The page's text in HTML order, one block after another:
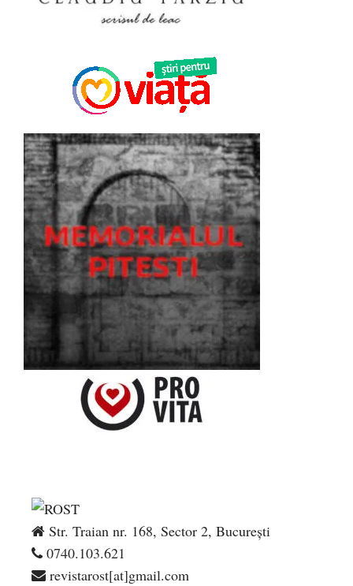
Str. Traian nr. 168, Sector 2, București
0740.103.621
revistarost[at]gmail.com